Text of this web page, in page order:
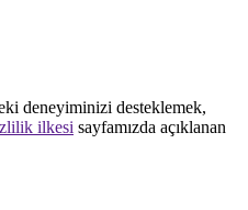
deneyiminizi desteklemek,
ilkesi sayfamızda açıklanan